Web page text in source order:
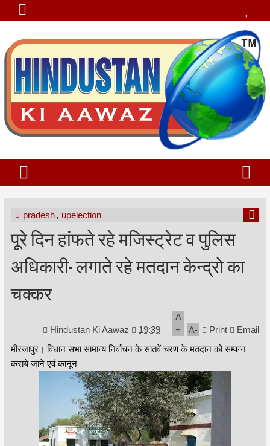
pradesh, upelection
पूरे दिन हांफते रहे मजिस्ट्रेट व पुलिस
अधिकारी- लगाते रहे मतदान केन्द्रो का
चक्कर
Hindustan Ki Aawaz 19:39
A
+
A- Print
Email
मीरजापुर। विधान सभा सामान्य निर्वाचन के सातवें चरण के मतदान को सम्पन्न
कराये जाने एवं कानून